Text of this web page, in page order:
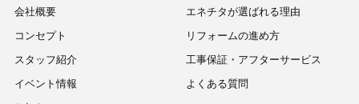
会社概要
コンセプト
スタッフ紹介
イベント情報
エネチタが選ばれる理由
リフォームの進め方
工事保証・アフターサービス
よくある質問